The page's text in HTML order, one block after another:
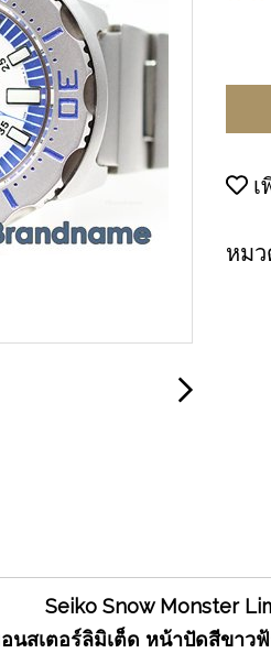
เ
หม
Seiko Snow Monster
นสเตอร์ลิมิเต็ด หน้าปัดสีขา